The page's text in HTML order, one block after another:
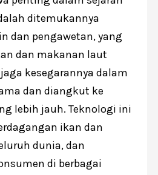
ditemukannya
dan pengawetan, yang
dan makanan laut
kesegarannya dalam
dan diangkut ke
lebih jauh. Teknologi ini
ikan dan
dunia, dan
di berbagai